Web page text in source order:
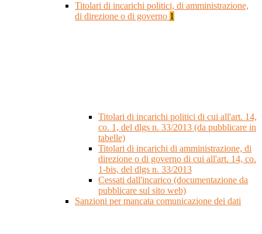
Titolari di incarichi politici, di amministrazione,
di direzione o di governo 1
Titolari di incarichi politici di cui all'art. 14,
co. 1, del dlgs n. 33/2013 (da pubblicare in
tabelle)
Titolari di incarichi di amministrazione, di
direzione o di governo di cui all'art. 14, co.
1-bis, del dlgs n. 33/2013
Cessati dall'incarico (documentazione da
pubblicare sul sito web)
Sanzioni per mancata comunicazione dei dati